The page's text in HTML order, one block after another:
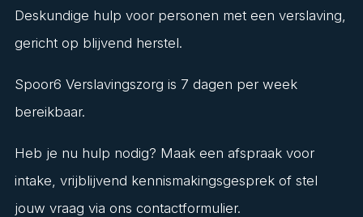
Deskundige hulp voor personen met een verslaving,
gericht op blijvend herstel.
Spoor6 Verslavingszorg is 7 dagen per week
bereikbaar.
Heb je nu hulp nodig? Maak een afspraak voor
intake, vrijblijvend kennismakingsgesprek of stel
jouw vraag via ons contactformulier.